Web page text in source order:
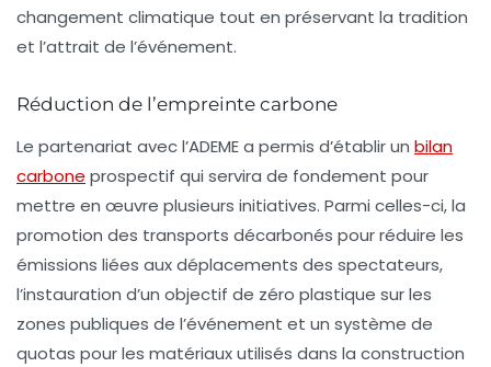
changement climatique tout en préservant la tradition
et l’attrait de l’événement.
Réduction de l’empreinte carbone
Le partenariat avec l’ADEME a permis d’établir un bilan
carbone prospectif qui servira de fondement pour
mettre en œuvre plusieurs initiatives. Parmi celles-ci, la
promotion des transports décarbonés pour réduire les
émissions liées aux déplacements des spectateurs,
l’instauration d’un objectif de zéro plastique sur les
zones publiques de l’événement et un système de
quotas pour les matériaux utilisés dans la construction